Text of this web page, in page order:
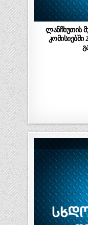
ლანჩხუთის
კომისიებში